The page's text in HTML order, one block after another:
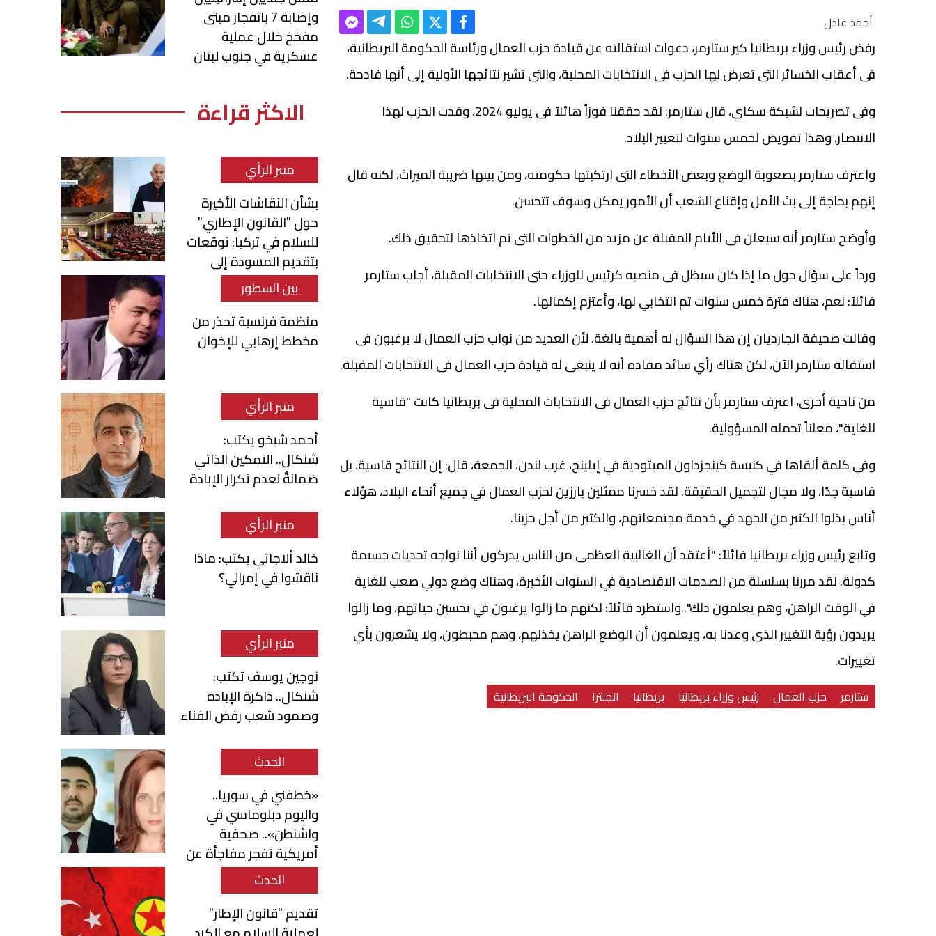
أحمد عادل
رفض رئيس وزراء بريطانيا كير ستارمر، دعوات استقالته عن قيادة حزب العمال ورئاسة الحكومة البريطانية،
فى أعقاب الخسائر التى تعرض لها الحزب فى الانتخابات المحلية، والتى تشير نتائجها الأولية إلى أنها فادحة.
وفى تصريحات لشبكة سكاي، قال ستارمر: لقد حققنا فوزاً هائلاً فى يوليو 2024، وقدت الحزب لهذا
الانتصار. وهذا تفويض لخمس سنوات لتغيير البلاد.
واعترف ستارمر بصعوبة الوضع وبعض الأخطاء التى ارتكبتها حكومته، ومن بينها ضريبة الميراث، لكنه قال
إنهم بحاجة إلى بث الأمل وإقناع الشعب أن الأمور يمكن وسوف تتحسن.
وأوضح ستارمر أنه سيعلن فى الأيام المقبلة عن مزيد من الخطوات التى تم اتخاذها لتحقيق ذلك.
ورداً على سؤال حول ما إذا كان سيظل فى منصبه كرئيس للوزراء حتى الانتخابات المقبلة، أجاب ستارمر
قائلاً: نعم، هناك فترة خمس سنوات تم انتخابي لها، وأعتزم إكمالها.
وقالت صحيفة الجارديان إن هذا السؤال له أهمية بالغة، لأن العديد من نواب حزب العمال لا يرغبون فى
استقالة ستارمر الآن، لكن هناك رأي سائد مفاده أنه لا ينبغى له قيادة حزب العمال فى الانتخابات المقبلة.
من ناحية أخرى، اعترف ستارمر بأن نتائج حزب العمال فى الانتخابات المحلية فى بريطانيا كانت "قاسية
للغاية"، معلناً تحمله المسؤولية.
وفي كلمة ألقاها في كنيسة كينجزداون الميثودية في إيلينج، غرب لندن، الجمعة، قال: إن النتائج قاسية، بل
قاسية جدًا، ولا مجال لتجميل الحقيقة. لقد خسرنا ممثلين بارزين لحزب العمال في جميع أنحاء البلاد، هؤلاء
أناس بذلوا الكثير من الجهد في خدمة مجتمعاتهم، والكثير من أجل حزبنا.
وتابع رئيس وزراء بريطانيا قائلاً: "أعتقد أن الغالبية العظمى من الناس يدركون أننا نواجه تحديات جسيمة
كدولة. لقد مررنا بسلسلة من الصدمات الاقتصادية في السنوات الأخيرة، وهناك وضع دولي صعب للغاية
في الوقت الراهن، وهم يعلمون ذلك"..واستطرد قائلاً: لكنهم ما زالوا يرغبون في تحسين حياتهم، وما زالوا
يريدون رؤية التغيير الذي وعدنا به، ويعلمون أن الوضع الراهن يخذلهم، وهم محبطون، ولا يشعرون بأي
تغييرات.
ستارمر حزب العمال رئيس وزراء بريطانيا بريطانيا انجلترا الحكومة البريطانية
وإصابة 7 بانفجار مبنى
مفخخ خلال عملية
عسكرية في جنوب لبنان
الاكثر قراءة
منبر الرأي
بشأن النقاشات الأخيرة
حول "القانون الإطاري"
للسلام في تركيا: توقعات
بتقديم المسودة إلى
البرلمانبين السطور
منظمة فرنسية تحذر من
مخطط إرهابي للإخوان
منبر الرأي
أحمد شيخو يكتب:
شنكال.. التمكين الذاتي
ضمانةٌ لعدم تكرار الإبادة
منبر الرأي
خالد ألاجاتي يكتب: ماذا
ناقشوا في إمرالي؟
منبر الرأي
نوجين يوسف تكتب:
شنكال.. ذاكرة الإبادة
وصمود شعب رفض الفناء
الحدث
«خطفني في سوريا..
واليوم دبلوماسي في
واشنطن».. صحفية
أمريكية تفجر مفاجأة عن
محمد قناطري
الحدث
تقديم "قانون الإطار"